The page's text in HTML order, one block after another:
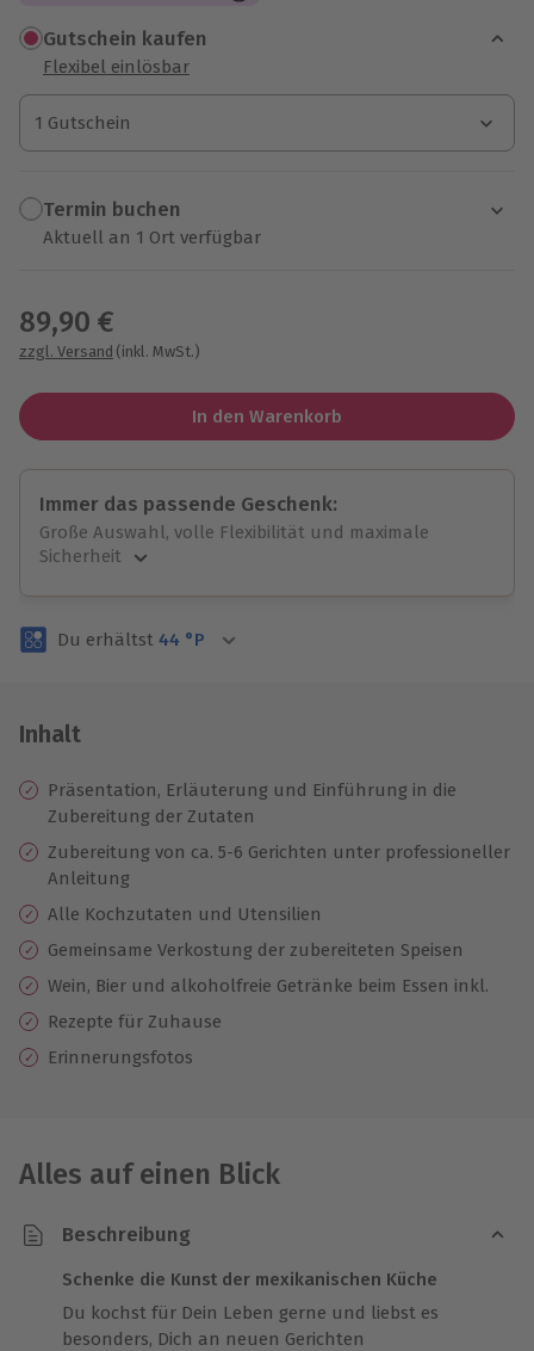
Gutschein kaufen
Flexibel einlösbar
1 Gutschein
1 Gutschein
1 Gutschein
Termin buchen
Aktuell an 1 Ort verfügbar
89,90 €
zzgl. Versand (inkl. MwSt.)
In den Warenkorb
Immer das passende Geschenk:
Große Auswahl, volle Flexibilität und maximale
Sicherheit
Volle Flexibilität
3 Jahre gültig & verlängerbar.
Du erhältst 44 °P
Inhalt
Präsentation, Erläuterung und Einführung in die
Zubereitung der Zutaten
Zubereitung von ca. 5-6 Gerichten unter professioneller
Anleitung
Alle Kochzutaten und Utensilien
Gemeinsame Verkostung der zubereiteten Speisen
Wein, Bier und alkoholfreie Getränke beim Essen inkl.
Rezepte für Zuhause
Erinnerungsfotos
Alles auf einen Blick
Beschreibung
Schenke die Kunst der mexikanischen Küche
Du kochst für Dein Leben gerne und liebst es
besonders, Dich an neuen Gerichten